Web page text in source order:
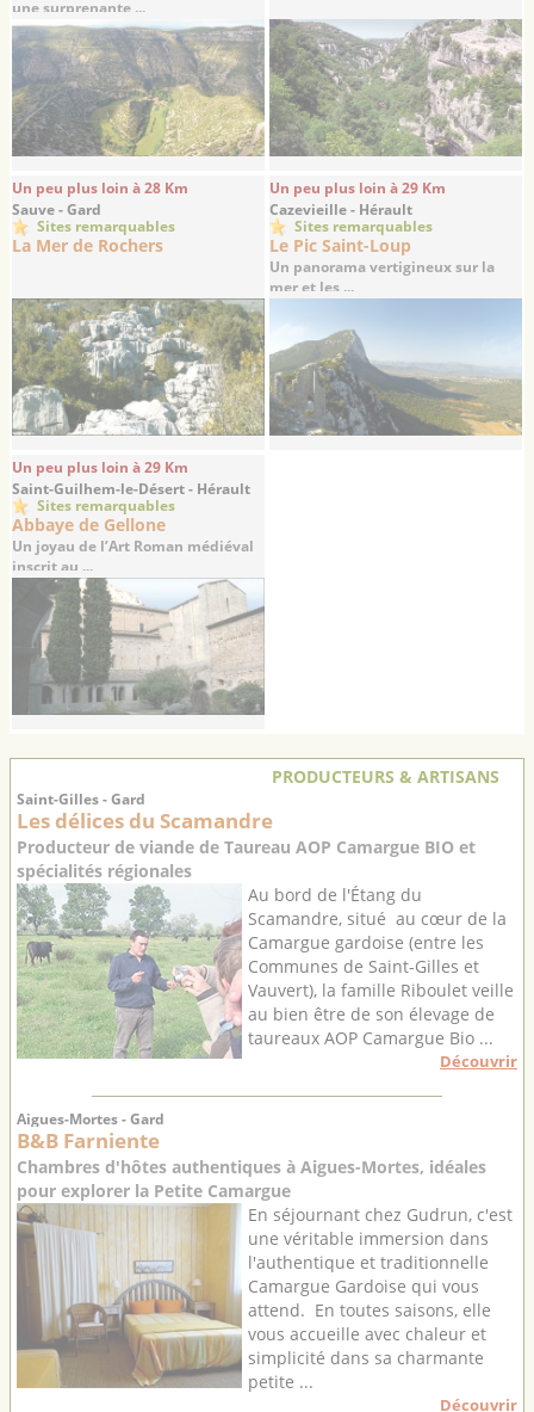
une surprenante ...
Un peu plus loin à 28 Km
Sauve - Gard
Sites remarquables
La Mer de Rochers
Un peu plus loin à 29 Km
Cazevieille - Hérault
Sites remarquables
Le Pic Saint-Loup
Un panorama vertigineux sur la
mer et les ...
Un peu plus loin à 29 Km
Saint-Guilhem-le-Désert - Hérault
Sites remarquables
Abbaye de Gellone
Un joyau de l’Art Roman médiéval
inscrit au ...
PRODUCTEURS & ARTISANS
Saint-Gilles - Gard
Les délices du Scamandre
Producteur de viande de Taureau AOP Camargue BIO et
spécialités régionales
Au bord de l'Étang du
Scamandre, situé au cœur de la
Camargue gardoise (entre les
Communes de Saint-Gilles et
Vauvert), la famille Riboulet veille
au bien être de son élevage de
taureaux AOP Camargue Bio ...
Découvrir
Aigues-Mortes - Gard
B&B Farniente
Chambres d'hôtes authentiques à Aigues-Mortes, idéales
pour explorer la Petite Camargue
En séjournant chez Gudrun, c'est
une véritable immersion dans
l'authentique et traditionnelle
Camargue Gardoise qui vous
attend. En toutes saisons, elle
vous accueille avec chaleur et
simplicité dans sa charmante
petite ...
Découvrir